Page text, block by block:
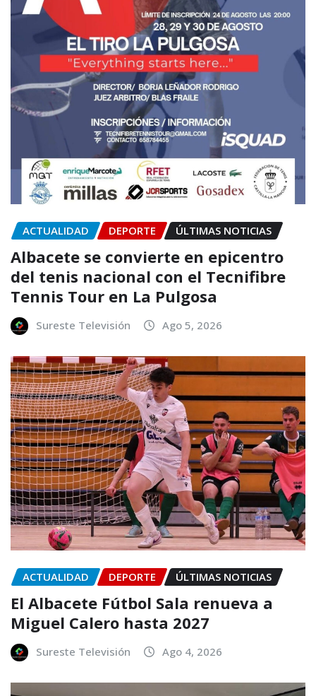
ACTUALIDAD DEPORTE ÚLTIMAS NOTICIAS
Albacete se convierte en epicentro
del tenis nacional con el Tecnifibre
Tennis Tour en La Pulgosa
Sureste Televisión Ago 5, 2026
ACTUALIDAD DEPORTE ÚLTIMAS NOTICIAS
El Albacete Fútbol Sala renueva a
Miguel Calero hasta 2027
Sureste Televisión Ago 4, 2026